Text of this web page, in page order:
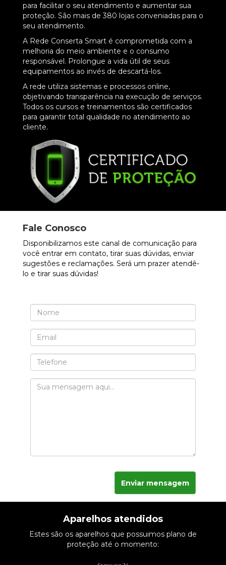
para facilitar o seu atendimento e aumentar sua
proteção. São mais de 380 lojas conveniadas para o
seu atendimento.
A Rede Conserta Smart é comprometida com a
melhoria do meio ambiente e o consumo
responsável. Prolongue a vida útil de seus
equipamentos ao invés de descartá-los.
A rede utiliza sistemas e processos online,
objetivando transparência na execução de serviços.
Todos os cursos e treinamentos são certificados
para garantir total qualidade no atendimento ao
cliente.
Fale Conosco
Disponibilizamos este canal de comunicação para
você entrar em contato, tirar suas dúvidas, enviar
sugestões e reclamações. Será um prazer atendê-
lo e tirar suas dúvidas!
Enviar mensagem
Aparelhos atendidos
Estes são os aparelhos que possuimos plano de
proteção até o momento: